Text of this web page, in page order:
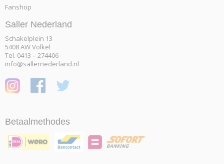
Fanshop
Saller Nederland
Schakelplein 13
5408 AW Volkel
Tel. 0413 – 274406
info@sallernederland.nl
Betaalmethodes